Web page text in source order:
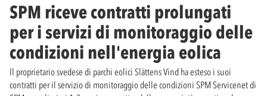
SPM riceve contratti prolungati
per i servizi di monitoraggio delle
condizioni nell'energia eolica
Il proprietario svedese di parchi eolici Slättens Vind ha esteso i suoi
contratti per il servizio di monitoraggio delle condizioni SPM Servicenet di